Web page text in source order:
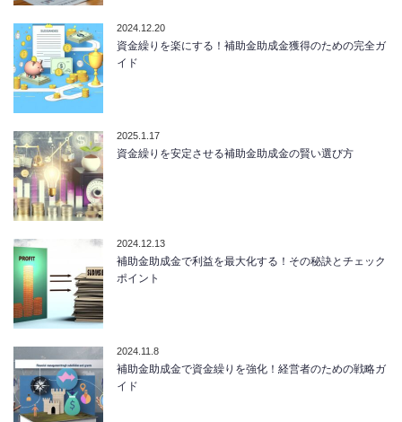
2024.12.20
資金繰りを楽にする！補助金助成金獲得のための完全ガ
イド
2025.1.17
資金繰りを安定させる補助金助成金の賢い選び方
2024.12.13
補助金助成金で利益を最大化する！その秘訣とチェック
ポイント
2024.11.8
補助金助成金で資金繰りを強化！経営者のための戦略ガ
イド